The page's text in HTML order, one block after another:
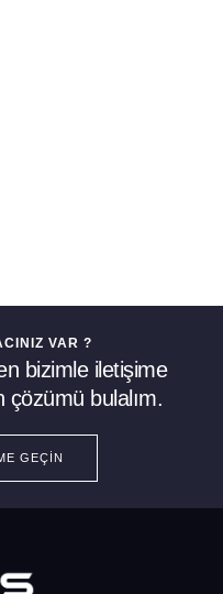
VAR ?
bizimle iletişime
bulalım.
GEÇIN